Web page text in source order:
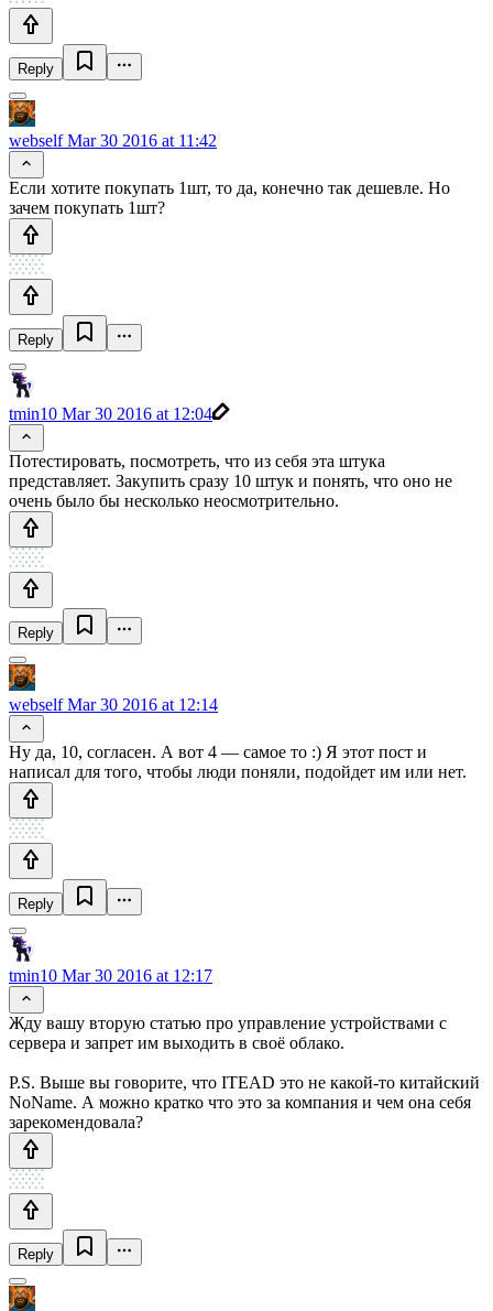
Reply
webselfMar 30 2016 at 11:42
Если хотите покупать 1шт, то да, конечно так дешевле. Но
зачем покупать 1шт?
Reply
tmin10 Mar 30 2016 at 12:04
Потестировать, посмотреть, что из себя эта штука
представляет. Закупить сразу 10 штук и понять, что оно не
очень было бы несколько неосмотрительно.
Reply
webselfMar 30 2016 at 12:14
Ну да, 10, согласен. А вот 4 — самое то :) Я этот пост и
написал для того, чтобы люди поняли, подойдет им или нет.
Reply
tmin10 Mar 30 2016 at 12:17
Жду вашу вторую статью про управление устройствами с
сервера и запрет им выходить в своё облако.
P.S. Выше вы говорите, что ITEAD это не какой-то китайский
NoName. А можно кратко что это за компания и чем она себя
зарекомендовала?
Reply